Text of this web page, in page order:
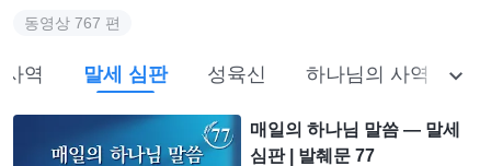
동영상 767 편
역 말세 심판 성육신 하나님의 사역 알아
매일의 하나님 말씀 ― 말세
심판 | 발췌문 77